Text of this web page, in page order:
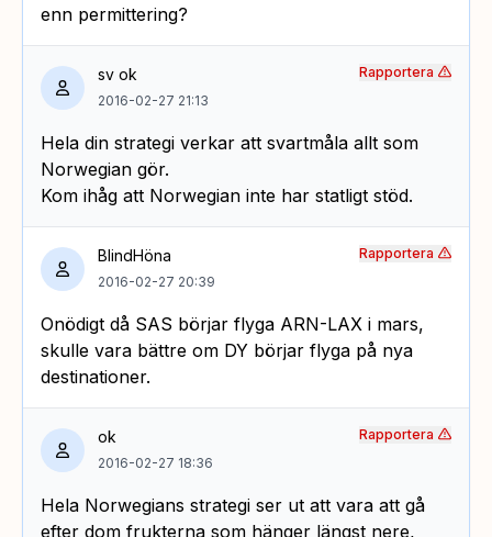
enn permittering?
sv ok
2016-02-27 21:13
Hela din strategi verkar att svartmåla allt som
Norwegian gör.
Kom ihåg att Norwegian inte har statligt stöd.
Rapportera
BlindHöna
2016-02-27 20:39
Onödigt då SAS börjar flyga ARN-LAX i mars,
skulle vara bättre om DY börjar flyga på nya
destinationer.
Rapportera
ok
2016-02-27 18:36
Hela Norwegians strategi ser ut att vara att gå
efter dom frukterna som hänger längst nere,
Rapportera